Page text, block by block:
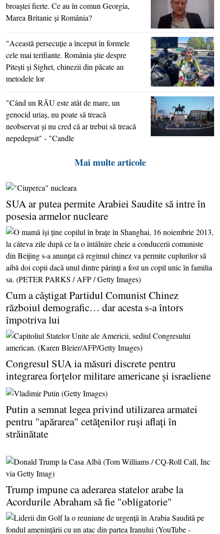
broaştei fierte. Ce au în comun Georgia,
Marea Britanie şi România?
"Această persecuţie a început în formele
cele mai terifiante. România ştie despre
Piteşti şi Sighet, chinezii din păcate au
metodele lor
"Când un RĂU este atât de mare, un
genocid uriaş, nu poate să treacă
neobservat şi nu cred că ar trebui să treacă
nepedepsit" - "Candle
Mai multe articole
SUA ar putea permite Arabiei Saudite să intre în
posesia armelor nucleare
Cum a câştigat Partidul Comunist Chinez
războiul demografic… dar acesta s-a întors
împotriva lui
Congresul SUA ia măsuri discrete pentru
integrarea forţelor militare americane şi israeliene
Putin a semnat legea privind utilizarea armatei
pentru "apărarea" cetăţenilor ruşi aflaţi în
străinătate
Trump impune ca aderarea statelor arabe la
Acordurile Abraham să fie "obligatorie"